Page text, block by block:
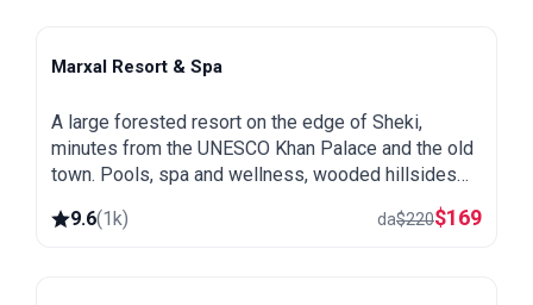
Sheki
Marxal Resort & Spa
A large forested resort on the edge of Sheki,
minutes from the UNESCO Khan Palace and the old
town. Pools, spa and wellness, wooded hillsides
and a great base for exploring northern Azerbaijan.
9.6(1k) da$220$169